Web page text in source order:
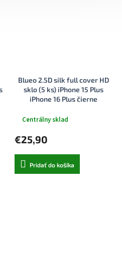
Blueo 2.5D silk full cover HD
sklo (5 ks) iPhone 15 Plus
iPhone 16 Plus čierne
Centrálny sklad
€25,90
Pridať do košíka